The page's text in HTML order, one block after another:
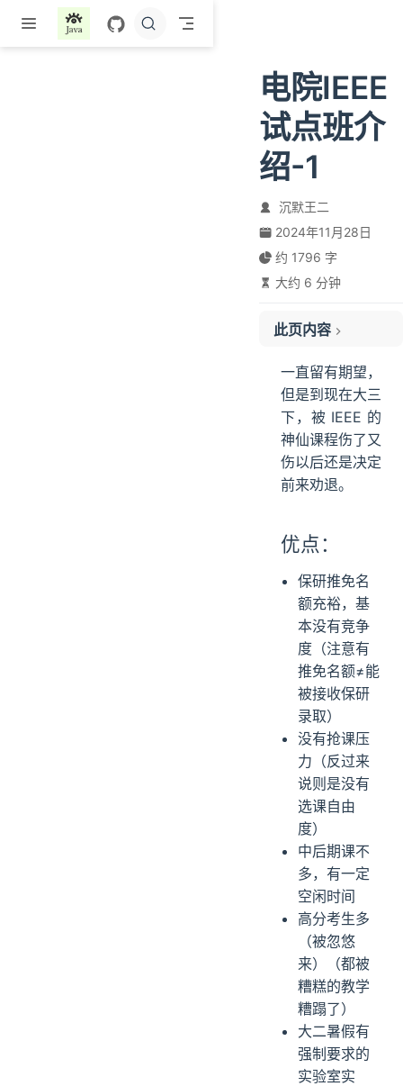
跳至主要內容
电院IEEE
试点班介
绍-1
沉默王二
2024年11月28日
约 1796 字
大约 6 分钟
此页内容
缺点：
其他杂谈
一直留有期望，
但是到现在大三
下，被 IEEE 的
神仙课程伤了又
伤以后还是决定
前来劝退。
优点：
保研推免名
额充裕，基
本没有竞争
度（注意有
推免名额≠能
被接收保研
录取）
没有抢课压
力（反过来
说则是没有
选课自由
度）
中后期课不
多，有一定
空闲时间
高分考生多
（被忽悠
来）（都被
糟糕的教学
糟蹋了）
大二暑假有
强制要求的
实验室实